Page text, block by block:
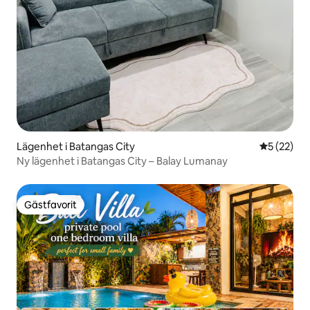
Lägenhet i Batangas City 5 av 5 i
5 (22)
Ny lägenhet i Batangas City – Balay Lumanay
Gästfavorit
Gästfavorit